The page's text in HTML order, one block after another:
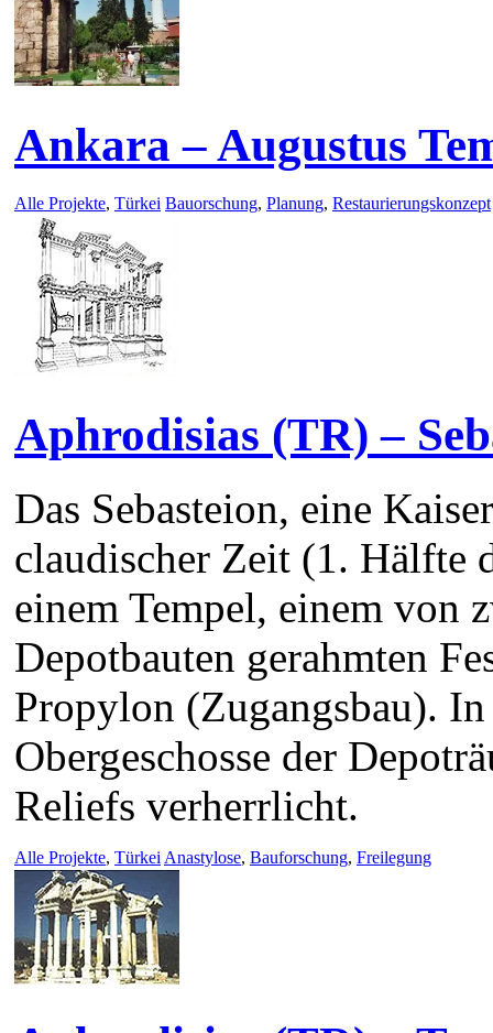
Ankara – Augustus
Alle Projekte, Türkei Bauorschung, Planung, Restaurierungskonzept
Aphrodisias (TR) –
Das Sebasteion, eine
claudischer Zeit (1. Hälfte
einem Tempel, einem von
Depotbauten gerahmten
Propylon (Zugangsbau).
Obergeschosse der
Reliefs verherrlicht.
Alle Projekte, Türkei Anastylose, Bauforschung, Freilegung